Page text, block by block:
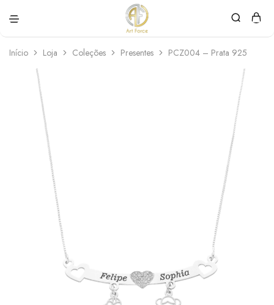
Force
personalizadas
Início Loja Coleções Presentes PCZ004 – Prata 925